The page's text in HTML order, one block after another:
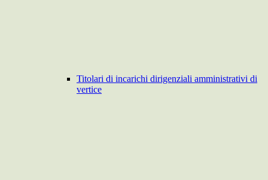
Titolari di incarichi dirigenziali amministrativi di
vertice